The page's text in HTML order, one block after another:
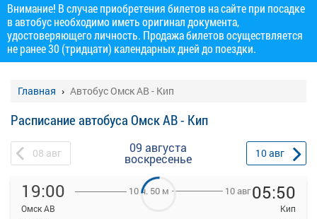
Внимание! В случае приобретения билетов на сайте при посадке
в автобус необходимо иметь оригинал документа,
удостоверяющего личность. Продажа билетов осуществляется
не ранее 30 (тридцати) календарных дней до поездки.
Главная Автобус Омск АВ - Кип
Расписание автобуса Омск АВ - Кип
08 авг 09 августа
воскресенье 10авг
19:00
Омск АВ
10 ч. 50 м 10 авг05:50
Кип